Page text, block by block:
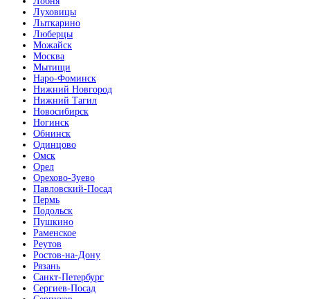
Луховицы
Лыткарино
Люберцы
Можайск
Москва
Мытищи
Наро-Фоминск
Нижний Новгород
Нижний Тагил
Новосибирск
Ногинск
Обнинск
Одинцово
Омск
Орел
Орехово-Зуево
Павловский-Посад
Пермь
Подольск
Пушкино
Раменское
Реутов
Ростов-на-Дону
Рязань
Санкт-Петербург
Сергиев-Посад